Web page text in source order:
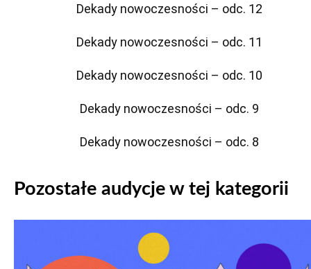
Dekady nowoczesności – odc. 12
Dekady nowoczesności – odc. 11
Dekady nowoczesności – odc. 10
Dekady nowoczesności – odc. 9
Dekady nowoczesności – odc. 8
Pozostałe audycje w tej kategorii